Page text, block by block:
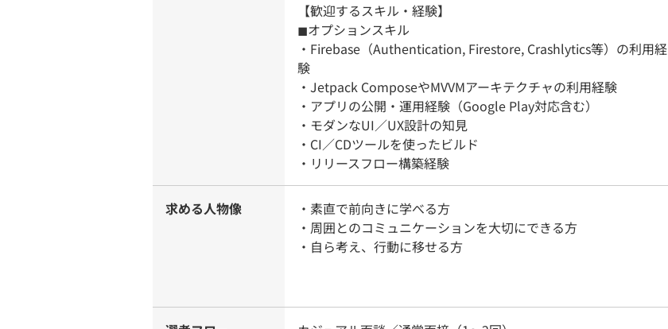
【歓迎するスキル・経験】
◼︎オプションスキル
・Firebase（Authentication, Firestore, Crashlytics等）の利用経
験
・Jetpack ComposeやMVVMアーキテクチャの利用経験
・アプリの公開・運用経験（Google Play対応含む）
・モダンなUI／UX設計の知見
・CI／CDツールを使ったビルド
・リリースフロー構築経験
求める人物像
・素直で前向きに学べる方
・周囲とのコミュニケーションを大切にできる方
・自ら考え、行動に移せる方